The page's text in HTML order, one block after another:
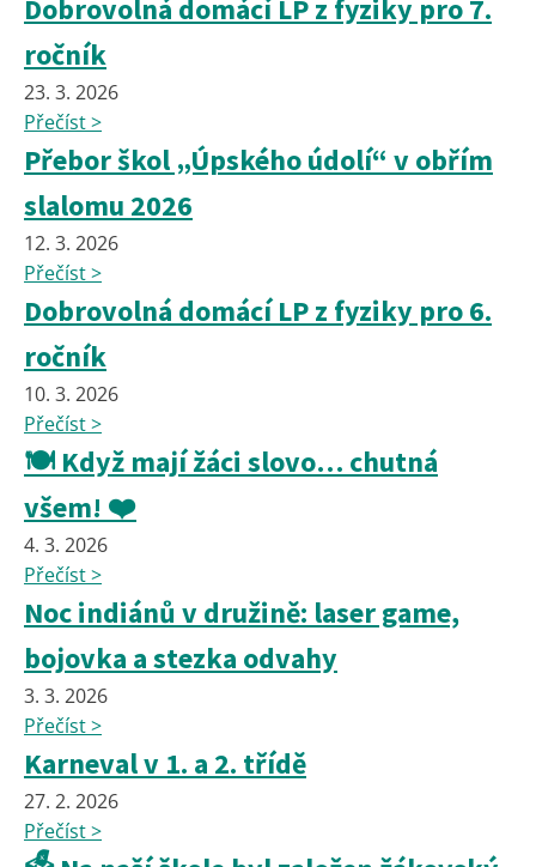
Dobrovolná domácí LP z fyziky pro 7.
ročník
23. 3. 2026
Přečíst >
Přebor škol „Úpského údolí“ v obřím
slalomu 2026
12. 3. 2026
Přečíst >
Dobrovolná domácí LP z fyziky pro 6.
ročník
10. 3. 2026
Přečíst >
🍽️ Když mají žáci slovo… chutná
všem! ❤️
4. 3. 2026
Přečíst >
Noc indiánů v družině: laser game,
bojovka a stezka odvahy
3. 3. 2026
Přečíst >
Karneval v 1. a 2. třídě
27. 2. 2026
Přečíst >